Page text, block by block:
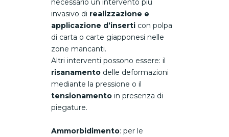
necessario un intervento più
invasivo di realizzazione e
applicazione d’inserti con polpa
di carta o carte giapponesi nelle
zone mancanti.
Altri interventi possono essere: il
risanamento delle deformazioni
mediante la pressione o il
tensionamento in presenza di
piegature.
Ammorbidimento: per le